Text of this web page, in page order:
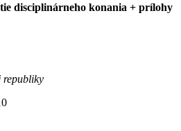
disciplinárneho konania + prílohy
republiky